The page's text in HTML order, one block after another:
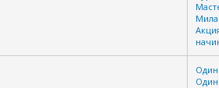
Один
Один